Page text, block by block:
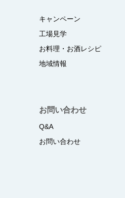
キャンペーン
工場見学
お料理・お酒レシピ
地域情報
お問い合わせ
Q&A
お問い合わせ